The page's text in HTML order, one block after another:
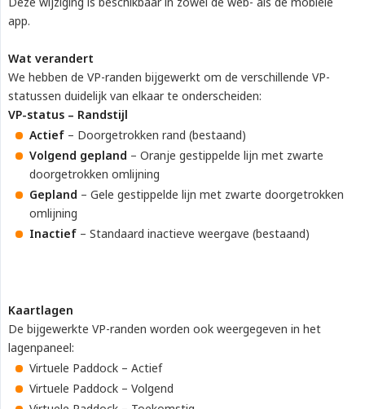
app.
Wat verandert
We hebben de VP-randen bijgewerkt om de verschillende VP-
statussen duidelijk van elkaar te onderscheiden:
VP-status – Randstijl
Actief – Doorgetrokken rand (bestaand)
Volgend gepland – Oranje gestippelde lijn met zwarte
doorgetrokken omlijning
Gepland – Gele gestippelde lijn met zwarte doorgetrokken
omlijning
Inactief – Standaard inactieve weergave (bestaand)
Kaartlagen
De bijgewerkte VP-randen worden ook weergegeven in het
lagenpaneel:
Virtuele Paddock – Actief
Virtuele Paddock – Volgend